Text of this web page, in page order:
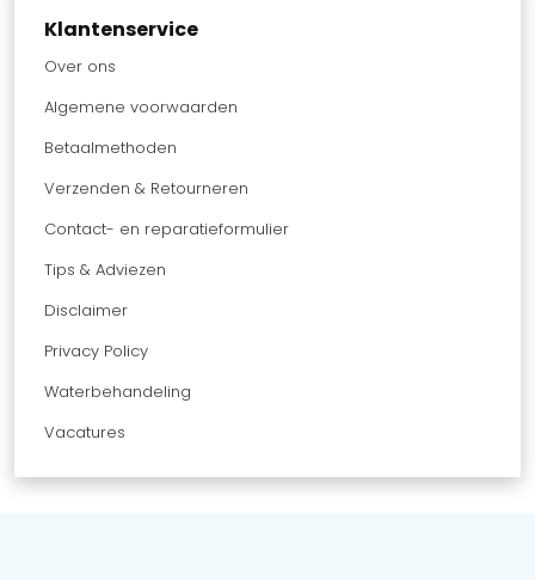
Klantenservice
Over ons
Algemene voorwaarden
Betaalmethoden
Verzenden & Retourneren
Contact- en reparatieformulier
Tips & Adviezen
Disclaimer
Privacy Policy
Waterbehandeling
Vacatures